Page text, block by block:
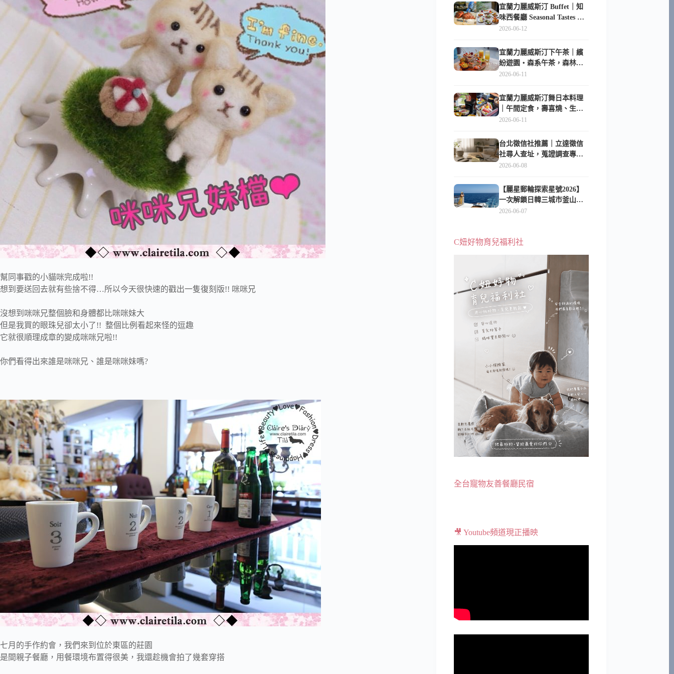
幫同事戳的小貓咪完成啦!!
想到要送回去就有些捨不得…所以今天很快速的戳出一隻復刻版!! 咪咪兄
沒想到咪咪兄整個臉和身體都比咪咪妹大
但是我買的眼珠兒卻太小了!! 整個比例看起來怪的逗趣
它就很順理成章的變成咪咪兄啦!!
你們看得出來誰是咪咪兄、誰是咪咪妹嗎?
七月的手作約會，我們來到位於東區的莊園
是間親子餐廳，用餐環境布置得很美，我還趁機會拍了幾套穿搭
宜蘭力麗威斯汀 Buffet｜知
味西餐廳 Seasonal Tastes 晚
餐早餐吃什麼？
2026-06-12
宜蘭力麗威斯汀下午茶｜繽
紛遊園・森系午茶，森林系
甜點超好拍
2026-06-11
宜蘭力麗威斯汀舞日本料理
｜午間定食，壽喜燒、生魚
片與日式包廂空間
2026-06-11
台北徵信社推薦｜立達徵信
社尋人查址，蒐證調查專家
陪你找回失聯的家人
2026-06-08
【麗星郵輪探索星號2026】
一次解鎖日韓三城市釜山、
長崎、那霸｜餐點升級、表
2026-06-07
C妞好物育兒福利社
全台寵物友善餐廳民宿
🎥 Youtube頻道現正播映